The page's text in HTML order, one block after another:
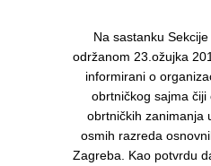
Na sastanku
održanom 23.ožujka
informirani o
obrtničkog sajma čiji
obrtničkih zanimanja
osmih razreda
Zagreba. Kao potvrdu